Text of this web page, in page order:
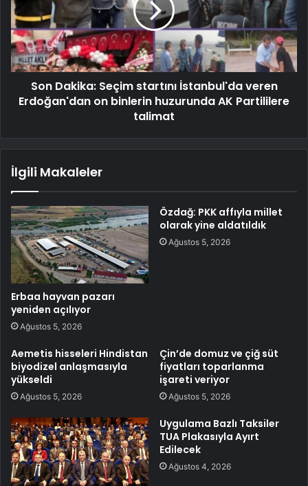
Son Dakika: Seçim startını İstanbul'da veren
Erdoğan'dan on binlerin huzurunda AK Partililere
talimat
İlgili Makaleler
Erbaa hayvan pazarı
yeniden açılıyor
Ağustos 5, 2026
Özdağ: PKK affıyla millet
olarak yine aldatıldık
Ağustos 5, 2026
Aemetis hisseleri Hindistan
biyodizel anlaşmasıyla
yükseldi
Ağustos 5, 2026
Çin’de domuz ve çiğ süt
fiyatları toparlanma
işareti veriyor
Ağustos 5, 2026
Uygulama Bazlı Taksiler
TUA Plakasıyla Ayırt
Edilecek
Ağustos 4, 2026